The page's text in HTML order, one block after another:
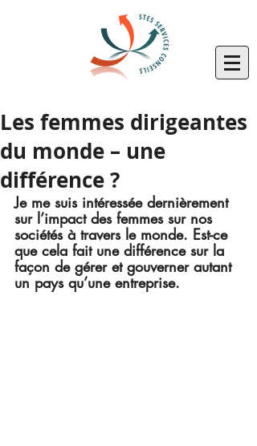
Les femmes dirigeantes
du monde – une
différence ?
Je me suis intéressée dernièrement
sur l’impact des femmes sur nos
sociétés à travers le monde. Est-ce
que cela fait une différence sur la
façon de gérer et gouverner autant
un pays qu’une entreprise.